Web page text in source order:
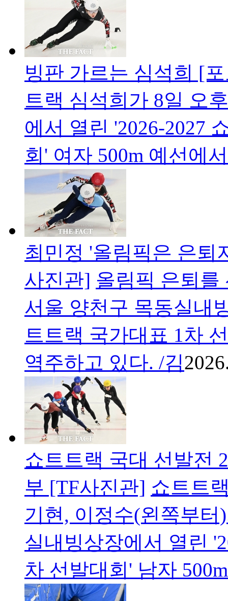
빙판 가르는 심석희 [
트랙 심석희가 8일 오
에서 열린 '2026-2027
회' 여자 500m 예선에
최민정 '올림픽은 은
사진관] 올림픽 은퇴를
서울 양천구 목동실내
트트랙 국가대표 1차
역주하고 있다. /김
쇼트트랙 국대 선발전
부 [TF사진관] 쇼트트
기현, 이정수(왼쪽부
실내빙상장에서 열린
차 선발대회' 남자